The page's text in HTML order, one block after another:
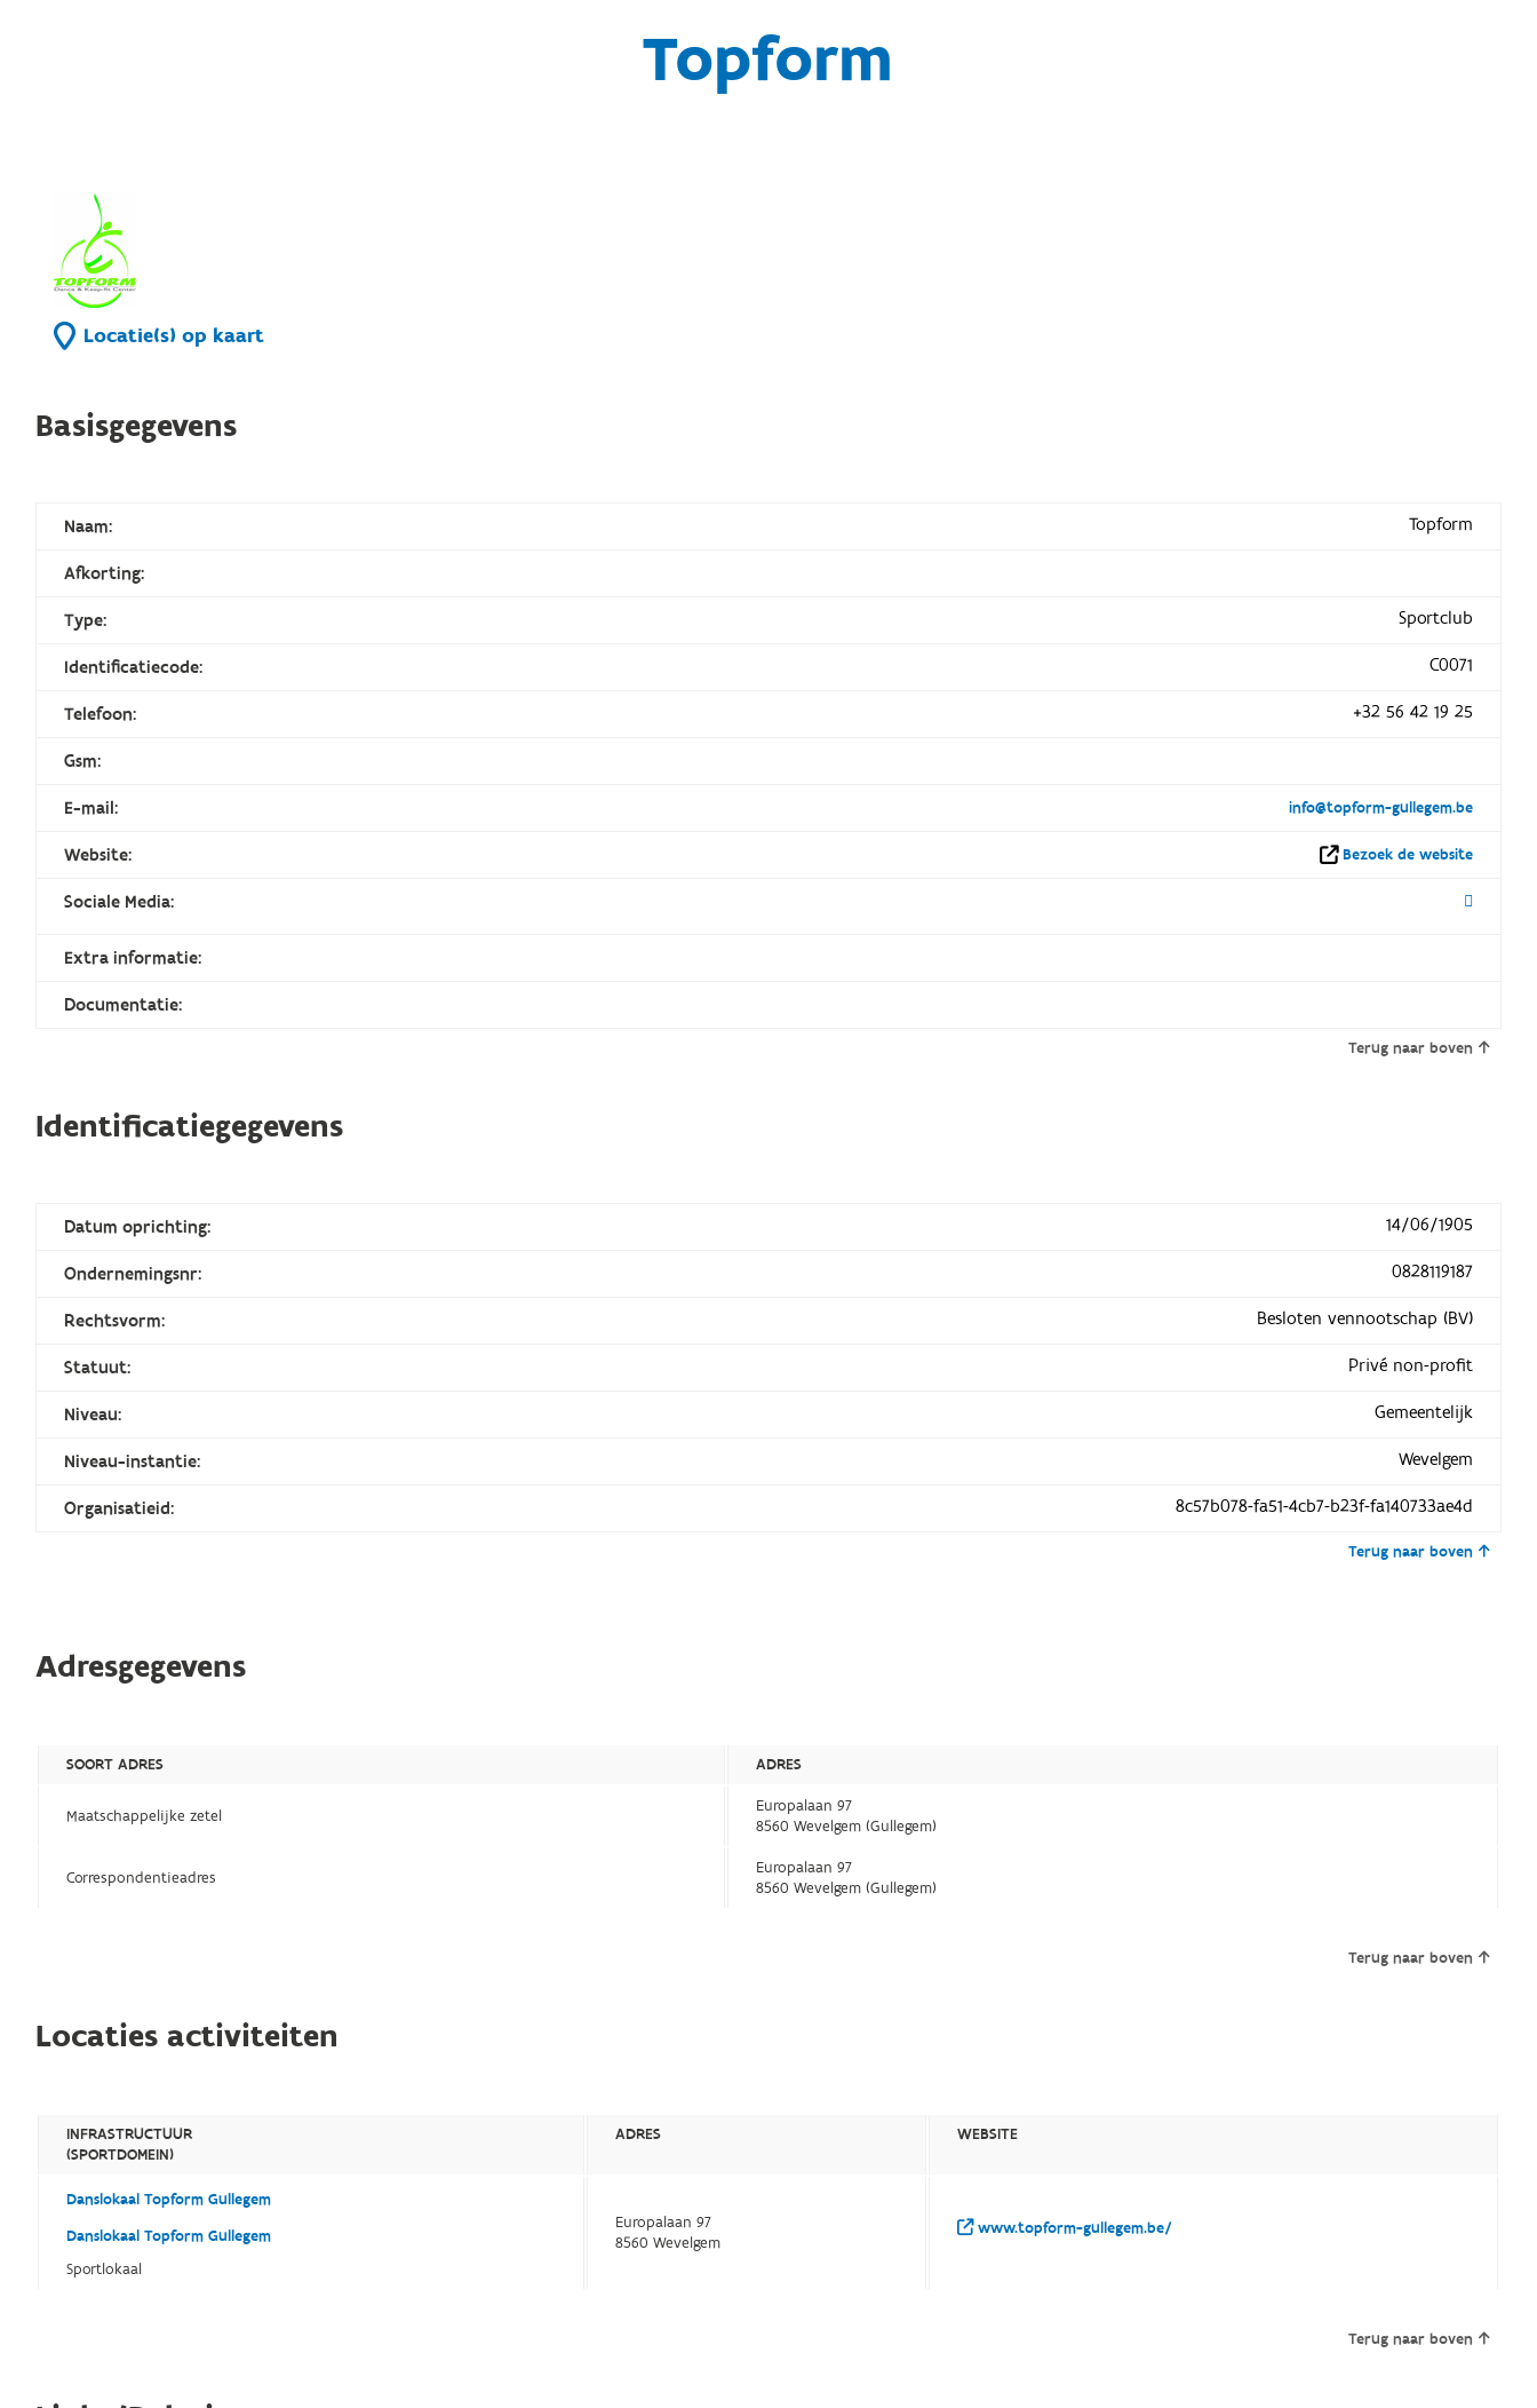
Topform
Locatie(s) op kaart
Basisgegevens
Naam: Topform
Afkorting:
Type: Sportclub
Identificatiecode: C0071
Telefoon: +32 56 42 19 25
Gsm:
E-mail: info@topform-gullegem.be
Website: Bezoek de website
Sociale Media:
Extra informatie:
Documentatie:
Terug naar boven
Identificatiegegevens
Datum oprichting: 14/06/1905
Ondernemingsnr: 0828119187
Rechtsvorm: Besloten vennootschap (BV)
Statuut: Privé non-profit
Niveau: Gemeentelijk
Niveau-instantie: Wevelgem
Organisatieid: 8c57b078-fa51-4cb7-b23f-fa140733ae4d
Terug naar boven
Adresgegevens
SOORT ADRES ADRES
Maatschappelijke zetel
Europalaan 97
8560 Wevelgem (Gullegem)
Correspondentieadres
Europalaan 97
8560 Wevelgem (Gullegem)
Terug naar boven
Locaties activiteiten
INFRASTRUCTUUR
(SPORTDOMEIN)
ADRES WEBSITE
Danslokaal Topform Gullegem
Danslokaal Topform Gullegem
Sportlokaal
Europalaan 97
8560 Wevelgem
www.topform-gullegem.be/
Terug naar boven